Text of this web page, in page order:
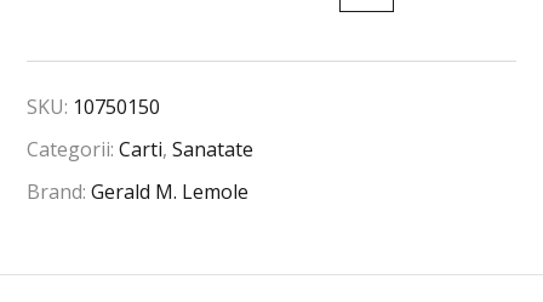
SKU: 10750150
Categorii:Carti,Sanatate
Brand:Gerald M. Lemole